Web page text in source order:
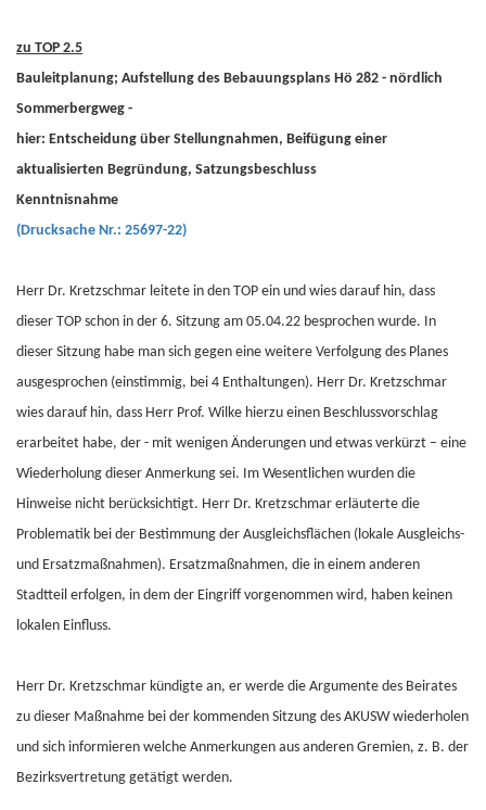
zu TOP 2.5
Bauleitplanung; Aufstellung des Bebauungsplans Hö 282 - nördlich
Sommerbergweg -
hier: Entscheidung über Stellungnahmen, Beifügung einer
aktualisierten Begründung, Satzungsbeschluss
Kenntnisnahme
(Drucksache Nr.: 25697-22)
Herr Dr. Kretzschmar leitete in den TOP ein und wies darauf hin, dass
dieser TOP schon in der 6. Sitzung am 05.04.22 besprochen wurde. In
dieser Sitzung habe man sich gegen eine weitere Verfolgung des Planes
ausgesprochen (einstimmig, bei 4 Enthaltungen). Herr Dr. Kretzschmar
wies darauf hin, dass Herr Prof. Wilke hierzu einen Beschlussvorschlag
erarbeitet habe, der - mit wenigen Änderungen und etwas verkürzt – eine
Wiederholung dieser Anmerkung sei. Im Wesentlichen wurden die
Hinweise nicht berücksichtigt. Herr Dr. Kretzschmar erläuterte die
Problematik bei der Bestimmung der Ausgleichsflächen (lokale Ausgleichs-
und Ersatzmaßnahmen). Ersatzmaßnahmen, die in einem anderen
Stadtteil erfolgen, in dem der Eingriff vorgenommen wird, haben keinen
lokalen Einfluss.
Herr Dr. Kretzschmar kündigte an, er werde die Argumente des Beirates
zu dieser Maßnahme bei der kommenden Sitzung des AKUSW wiederholen
und sich informieren welche Anmerkungen aus anderen Gremien, z. B. der
Bezirksvertretung getätigt werden.